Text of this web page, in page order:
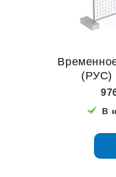
(РУС)
В